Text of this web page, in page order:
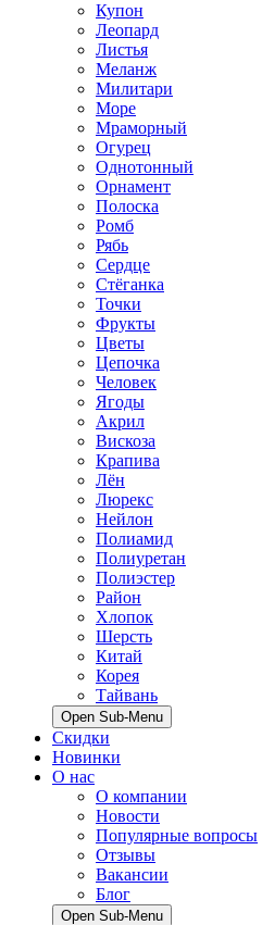
Купон
Леопард
Листья
Меланж
Милитари
Море
Мраморный
Огурец
Однотонный
Орнамент
Полоска
Ромб
Рябь
Сердце
Стёганка
Точки
Фрукты
Цветы
Цепочка
Человек
Ягоды
Акрил
Вискоза
Крапива
Лён
Люрекс
Нейлон
Полиамид
Полиуретан
Полиэстер
Район
Хлопок
Шерсть
Китай
Корея
Тайвань
Open Sub-Menu
Скидки
Новинки
О нас
О компании
Новости
Популярные вопросы
Отзывы
Вакансии
Блог
Open Sub-Menu